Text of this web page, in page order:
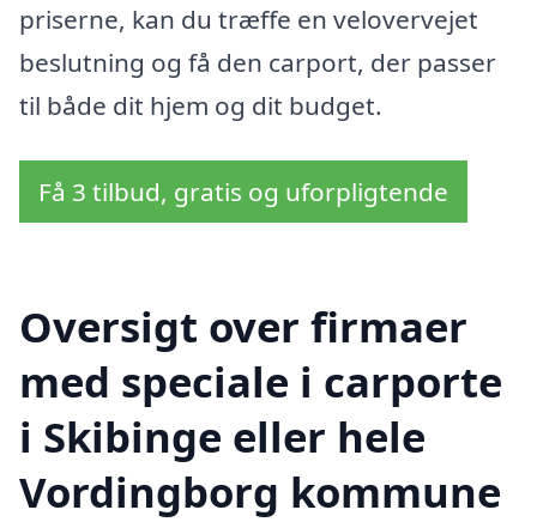
priserne, kan du træffe en velovervejet
beslutning og få den carport, der passer
til både dit hjem og dit budget.
Få 3 tilbud, gratis og uforpligtende
Oversigt over firmaer
med speciale i carporte
i Skibinge eller hele
Vordingborg kommune